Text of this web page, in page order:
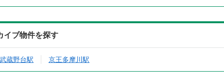
イブ物件を探す
武蔵野台駅 京王多摩川駅